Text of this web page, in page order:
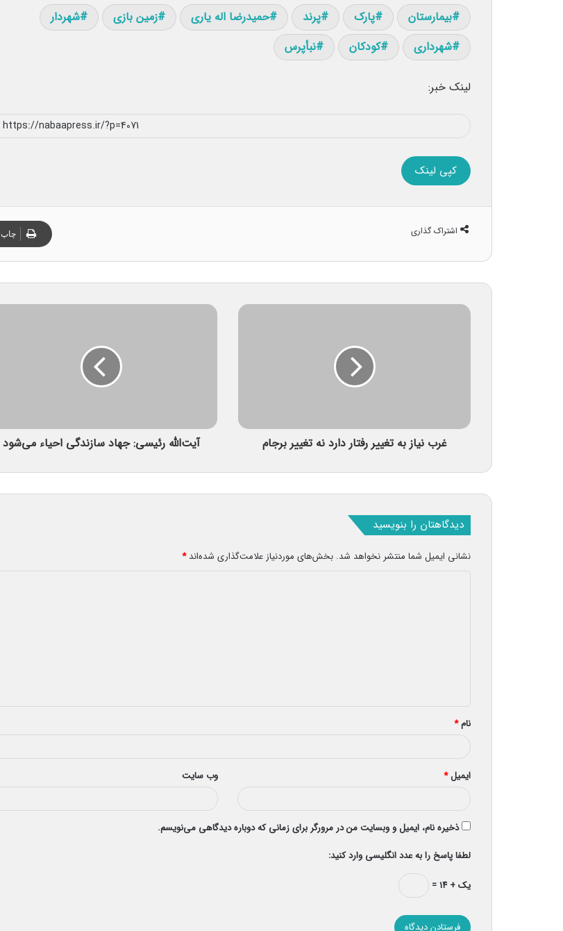
بیمارستان پارک پرند حمیدرضا اله یاری زمین بازی
شهردار
شهرداری
کودکان نبأپرس
لینک خبر:
کپی لینک
اشتراک گذاری چاپ
غرب نیاز به تغییر رفتار دارد نه تغییر برجام آیت‌الله رئیسی: جهاد سازندگی احیاء می‌شود
دیدگاهتان را بنویسید
نشانی ایمیل شما منتشر نخواهد شد. بخش‌های موردنیاز علامت‌گذاری شده‌اند*
*
نام*
ایمیل* وب‌ سایت
ذخیره نام، ایمیل و وبسایت من در مرورگر برای زمانی که دوباره دیدگاهی می‌نویسم.
لطفا پاسخ را به عدد انگلیسی وارد کنید:
یک + ۱۴ =